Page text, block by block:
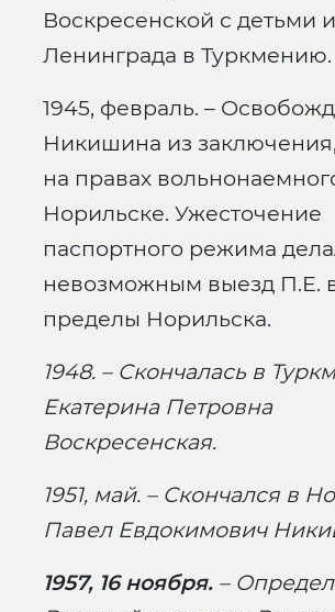
Воскресенской с детьми
Ленинграда в Туркмению.
1945, февраль. –
Никишина из
на правах
Норильске. Ужесточение
паспортного режима
невозможным выезд П.Е. в
пределы Норильска.
1948. – Скончалась в
Екатерина Петровна
Воскресенская.
1951, май. – Скончался в
Павел Евдокимович
1957, 16 ноября. –